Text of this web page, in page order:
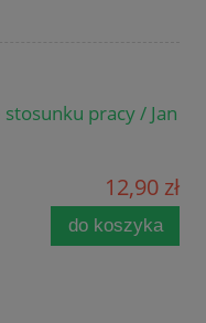
pracy / Jan
12,90 zł
do koszyka